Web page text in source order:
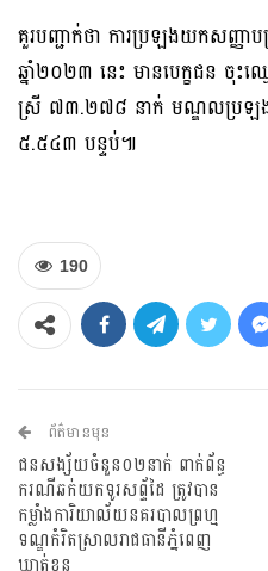
គួរបញ្ជាក់ថា ការប្រឡងយកសញ្ញា
ឆ្នាំ២០២៣ នេះ មានបេក្ខជន ចុ
ស្រី ៧៣.២៧៨ នាក់ មណ្ឌលប្រឡ
៥.៥៤៣ បន្ទប់៕
190
ព័ត៌មានមុន
ជនសង្ស័យចំនួន០២នាក់ ពាក់ព័ន្ធ
ករណីឆក់យកទូរសព្ទ័ដៃ ត្រូវបាន
កម្លាំងការិយាល័យនគរបាលព្រហ្ម
ទណ្ឌកំរិតស្រាលរាជធានីភ្នំពេញ